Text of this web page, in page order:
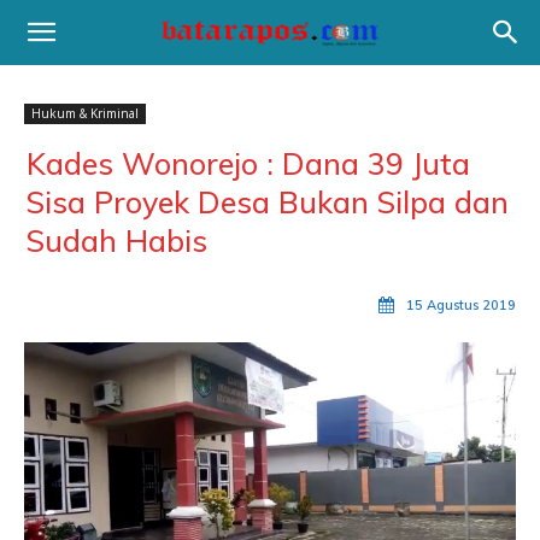
Hukum & Kriminal
Kades Wonorejo : Dana 39 Juta
Sisa Proyek Desa Bukan Silpa dan
Sudah Habis
15 Agustus 2019